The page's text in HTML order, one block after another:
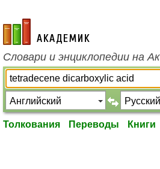
academic.ru
Словари и энциклопедии на
Толкования Переводы Книги